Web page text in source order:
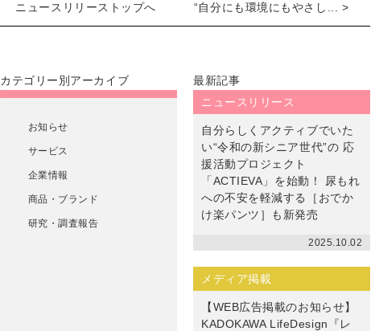
ニュースリリーストップへ “自分にも環境にもやさし... >
カテゴリー別アーカイブ
お知らせ
サービス
企業情報
商品・ブランド
研究・調査報告
最新記事
ニュースリリース
自分らしくアクティブでいた
い“令和の新シニア世代”の 応
援活動プロジェクト
「ACTIEVA」を始動！ 尿もれ
への不安を軽減する［おでか
け楽パンツ］も新発売
2025.10.02
メディア掲載
【WEB広告掲載のお知らせ】
KADOKAWA LifeDesign『レ